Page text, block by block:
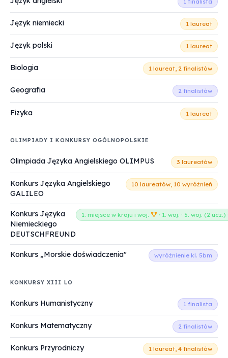
Język niemiecki 1 laureat
Język polski 1 laureat
Biologia 1 laureat, 2 finalistów
Geografia 2 finalistów
Fizyka 1 laureat
OLIMPIADY I KONKURSY OGÓLNOPOLSKIE
Olimpiada Języka Angielskiego OLIMPUS 3 laureatów
Konkurs Języka Angielskiego
GALILEO
10 laureatów, 10 wyróżnień
Konkurs Języka
Niemieckiego
DEUTSCHFREUND
1. miejsce w kraju i woj. · 1. woj. · 5. woj. (2
Konkurs „Morskie doświadczenia" wyróżnienie kl. 5bm
KONKURSY XIII LO
Konkurs Humanistyczny 1 finalista
Konkurs Matematyczny 2 finalistów
Konkurs Przyrodniczy 1 laureat, 4 finalistów